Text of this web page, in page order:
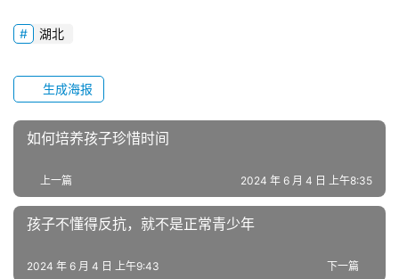
心
全
青
少
逆
专
湖北
生成海报
如何培养孩子珍惜时间
上一篇 2024 年 6 月 4 日 上午8:35
孩子不懂得反抗，就不是正常青少年
下一篇
2024 年 6 月 4 日 上午9:43